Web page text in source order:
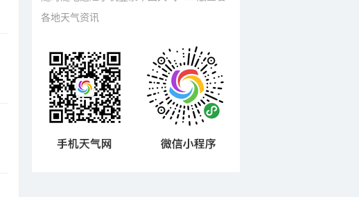
各地天气资讯